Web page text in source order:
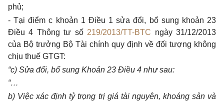
phủ;
- Tại điểm c khoản 1 Điều 1 sửa đổi, bổ sung khoản 23
Điều 4 Thông tư số 219/2013/TT-BTC ngày 31/12/2013
của Bộ trưởng Bộ Tài chính quy định về đối tượng không
chịu thuế GTGT:
“c) Sửa đổi, bổ sung Khoản 23 Điều 4 như sau:
“…
b) Việc xác định tỷ trọng trị giá tài nguyên, khoáng sản và